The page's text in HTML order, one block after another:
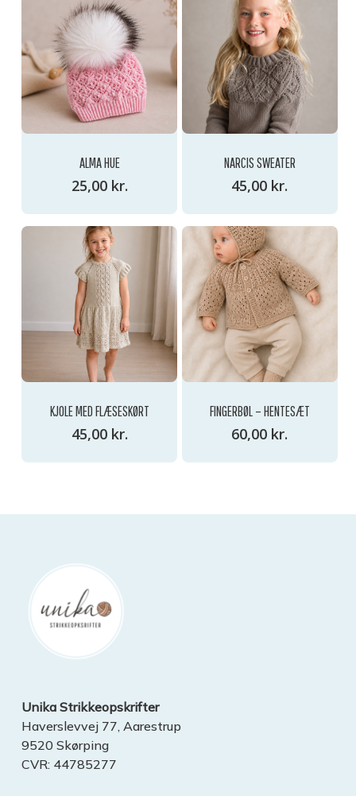
INGEN VARER I KURVEN.
GO TO SHOP
ALMA HUE
25,00 kr.
NARCIS SWEATER
45,00 kr.
KJOLE MED FLÆSESKØRT
45,00 kr.
FINGERBØL – HENTESÆT
60,00 kr.
Unika Strikkeopskrifter
Haverslevvej 77, Aarestrup
9520 Skørping
CVR: 44785277